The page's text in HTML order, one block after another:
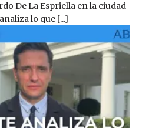
De La Espriella en la ciudad
lo que [...]